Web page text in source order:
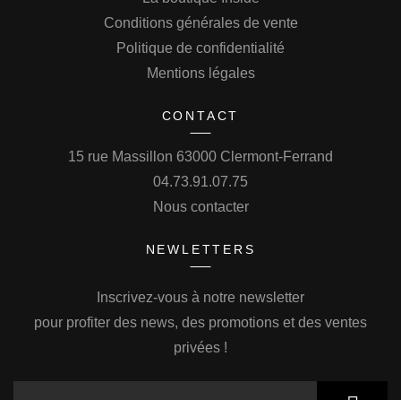
Conditions générales de vente
Politique de confidentialité
Mentions légales
CONTACT
15 rue Massillon 63000 Clermont-Ferrand
04.73.91.07.75
Nous contacter
NEWLETTERS
Inscrivez-vous à notre newsletter
pour profiter des news, des promotions et des ventes
privées !